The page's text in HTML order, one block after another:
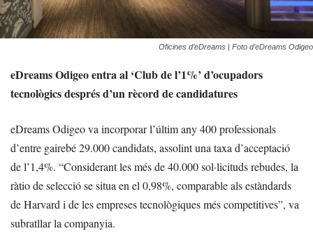
Oficines d’eDreams | Foto d’eDreams Odigeo
eDreams Odigeo entra al ‘Club de l’1%’ d’ocupadors
tecnològics després d’un rècord de candidatures
eDreams Odigeo va incorporar l’últim any 400 professionals
d’entre gairebé 29.000 candidats, assolint una taxa d’acceptació
de l’1,4%. “Considerant les més de 40.000 sol·licituds rebudes, la
ràtio de selecció se situa en el 0,98%, comparable als estàndards
de Harvard i de les empreses tecnològiques més competitives”, va
subratllar la companyia.